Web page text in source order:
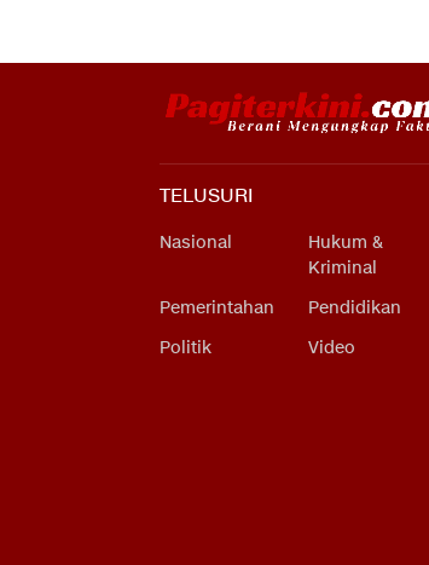
TELUSURI
Nasional
Hukum &
Kriminal
Pemerintahan Pendidikan
Politik
Video